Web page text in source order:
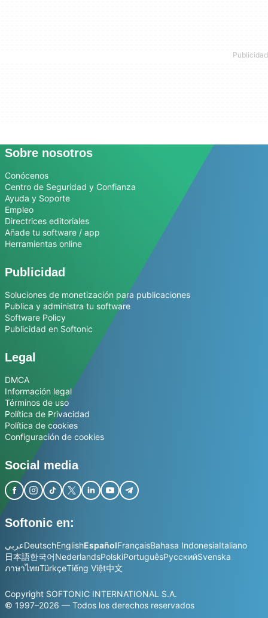
Sobre nosotros
Conócenos
Centro de Seguridad y Confianza
Ayuda y Soporte
Empleo
Directrices editoriales
Añade tu software / app
Herramientas online
Publicidad
Soluciones de monetización para publicaciones
Publica y administra tu software
Software Policy
Publicidad en Softonic
Legal
DMCA
Información legal
Términos de uso
Política de Privacidad
Política de cookies
Configuración de cookies
Social media
Softonic en:
عربيDeutschEnglishEspañolFrançaisBahasa IndonesiaItaliano
日本語한국어NederlandsPolskiPortuguêsРусскийSvenska
ภาษาไทยTürkçeTiếng Việt中文
Copyright SOFTONIC INTERNATIONAL S.A.
© 1997–2026 — Todos los derechos reservados